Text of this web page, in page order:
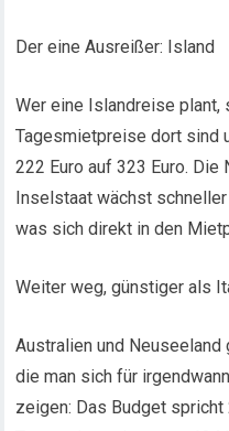
Der eine Ausreißer: Island
Wer eine Islandreise plant,
Tagesmietpreise dort sind
222 Euro auf 323 Euro.
Inselstaat wächst
was sich direkt in den
Weiter weg, günstiger als
Australien und
die man sich für
zeigen: Das Budget